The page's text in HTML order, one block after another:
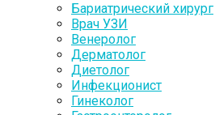
Бариатрический хирург
Врач УЗИ
Венеролог
Дерматолог
Диетолог
Инфекционист
Гинеколог